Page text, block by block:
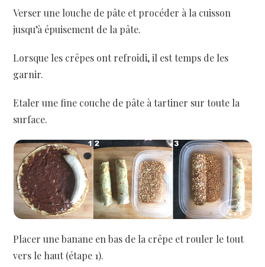
Verser une louche de pâte et procéder à la cuisson
jusqu’à épuisement de la pâte.
Lorsque les crêpes ont refroidi, il est temps de les
garnir.
Etaler une fine couche de pâte à tartiner sur toute la
surface.
Placer une banane en bas de la crêpe et rouler le tout
vers le haut (étape 1).